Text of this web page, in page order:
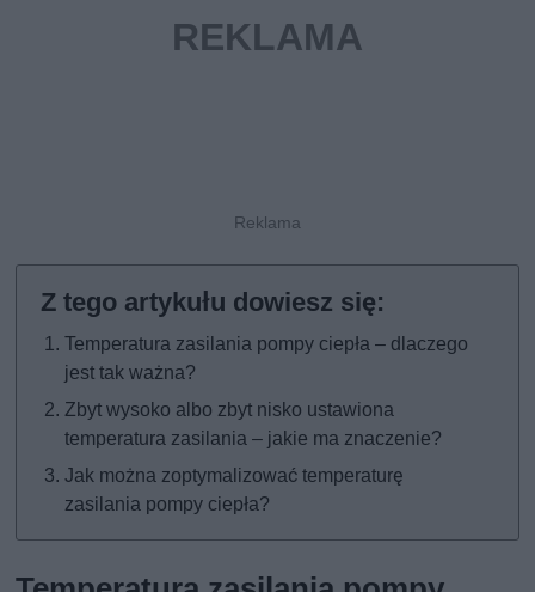
Temperatura zasilania pompy ciepła – dlaczego
jest tak ważna?
Zbyt wysoko albo zbyt nisko ustawiona
temperatura zasilania – jakie ma znaczenie?
Jak można zoptymalizować temperaturę
zasilania pompy ciepła?